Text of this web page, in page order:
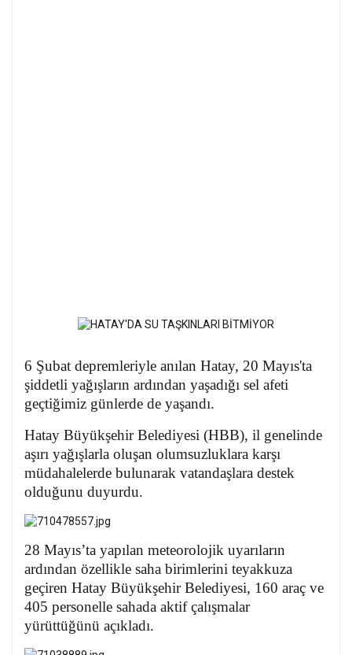
6 Şubat depremleriyle anılan Hatay, 20 Mayıs'ta
şiddetli yağışların ardından yaşadığı sel afeti
geçtiğimiz günlerde de yaşandı.
Hatay Büyükşehir Belediyesi (HBB), il genelinde
aşırı yağışlarla oluşan olumsuzluklara karşı
müdahalelerde bulunarak vatandaşlara destek
olduğunu duyurdu.
28 Mayıs’ta yapılan meteorolojik uyarıların
ardından özellikle saha birimlerini teyakkuza
geçiren Hatay Büyükşehir Belediyesi, 160 araç ve
405 personelle sahada aktif çalışmalar
yürüttüğünü açıkladı.